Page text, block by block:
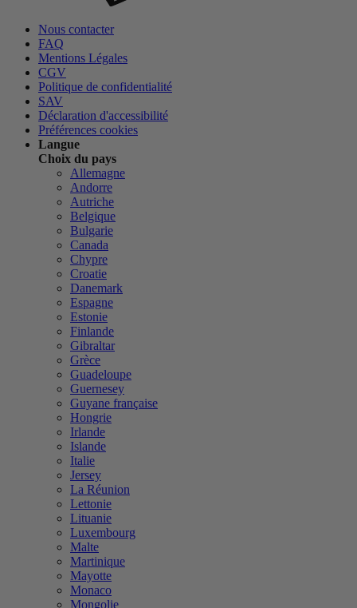
Nous contacter
FAQ
Mentions Légales
CGV
Politique de confidentialité
SAV
Déclaration d'accessibilité
Préférences cookies
Langue
Choix du pays
Allemagne
Andorre
Autriche
Belgique
Bulgarie
Canada
Chypre
Croatie
Danemark
Espagne
Estonie
Finlande
Gibraltar
Grèce
Guadeloupe
Guernesey
Guyane française
Hongrie
Irlande
Islande
Italie
Jersey
La Réunion
Lettonie
Lituanie
Luxembourg
Malte
Martinique
Mayotte
Monaco
Mongolie